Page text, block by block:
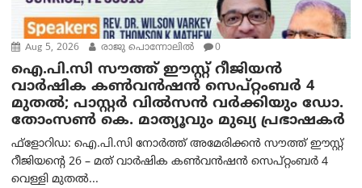
Aug 5, 2026 രാജു പൊന്നോലിൽ 0
ഐ.പി.സി സൗത്ത് ഈസ്റ്റ് റീജിയൻ
വാർഷിക കൺവൻഷൻ സെപ്റ്റംബർ 4
മുതൽ; പാസ്റ്റർ വിൽസൻ വർക്കിയും ഡോ.
തോംസൺ കെ. മാത്യൂവും മുഖ്യ പ്രഭാഷകർ
ഫ്ളോറിഡ: ഐ.പി.സി നോർത്ത് അമേരിക്കൻ സൗത്ത് ഈസ്റ്റ്
റീജിയന്റെ 26 – മത് വാർഷിക കൺവൻഷൻ സെപ്റ്റംബർ 4
വെള്ളി മുതൽ...